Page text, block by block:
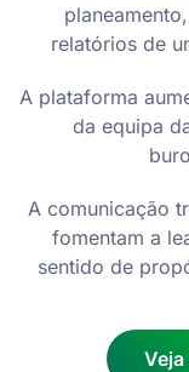
relatórios de
A plataforma
da equipa
A comunicação
fomentam a
sentido de